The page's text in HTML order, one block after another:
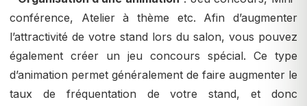
conférence, Atelier à thème etc. Afin d’augmenter
l’attractivité de votre stand lors du salon, vous pouvez
également créer un jeu concours spécial. Ce type
d’animation permet généralement de faire augmenter le
taux de fréquentation de votre stand, et donc